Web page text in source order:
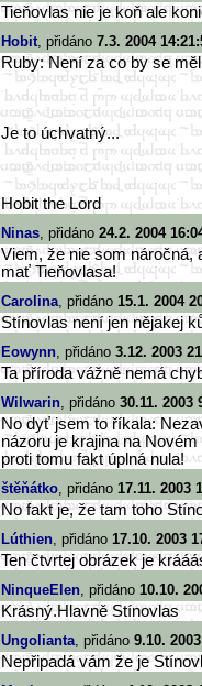
Tieňovlas nie je koň ale
Hobit, přidáno 7.3. 2004
Ruby: Není za co by se
Je to úchvatný...
Hobit the Lord
Ninas, přidáno 24.2. 2004
Viem, že nie som náročná,
mať Tieňovlasa!
Carolina, přidáno 15.1. 2004
Stínovlas není jen nějakej
Eowynn, přidáno 3.12. 2003
Ta příroda vážně nemá
Wilwarin, přidáno 30.11. 2003
No dyť jsem to říkala:
názoru je krajina na
proti tomu fakt úplná nula!
štěňátko, přidáno 17.11. 2003
No fakt je, že tam toho
Lúthien, přidáno 17.10. 2003
Ten čtvrtej obrázek je
NinqueElen, přidáno 10.10.
Krásný.Hlavně Stínovlas
Ungolianta, přidáno 9.10.
Nepřipadá vám že je